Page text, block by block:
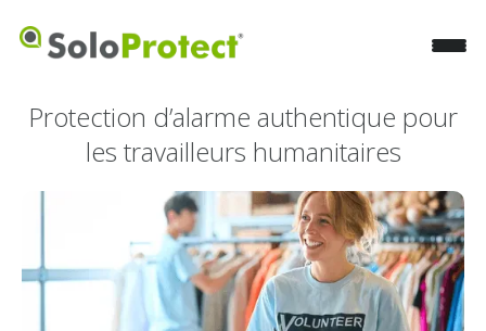
Protection d’alarme authentique pour
les travailleurs humanitaires